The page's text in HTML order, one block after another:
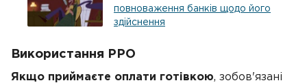
повноваження банків щодо його
здійснення
Використання РРО
Якщо приймаєте оплати готівкою, зобов'язані